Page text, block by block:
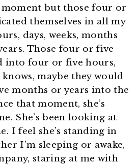
but those four or
themselves in all my
days, weeks, months
Those four or five
into four or five hours,
knows, maybe they would
months or years into the
that moment, she’s
She’s been looking at
I feel she’s standing in
I’m sleeping or awake,
staring at me with